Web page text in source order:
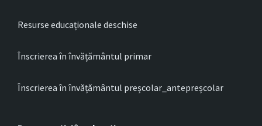
Resurse educaționale deschise
Înscrierea în învățământul primar
Înscrierea în învățământul preșcolar_antepreșcolar